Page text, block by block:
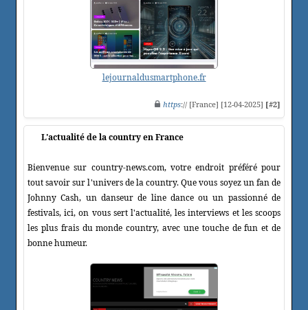
lejournaldusmartphone.fr
https:// [France] [12-04-2025] [#2]
L'actualité de la country en France
Bienvenue sur country-news.com, votre endroit préféré pour
tout savoir sur l'univers de la country. Que vous soyez un fan de
Johnny Cash, un danseur de line dance ou un passionné de
festivals, ici, on vous sert l'actualité, les interviews et les scoops
les plus frais du monde country, avec une touche de fun et de
bonne humeur.